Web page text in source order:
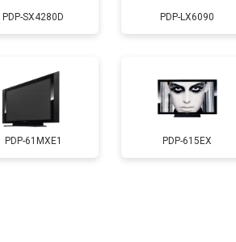
Замена блока питания
Замена матрицы
Прошивка
PDP-SX4280D PDP-LX6090
PDP-61MXE1 PDP-615EX